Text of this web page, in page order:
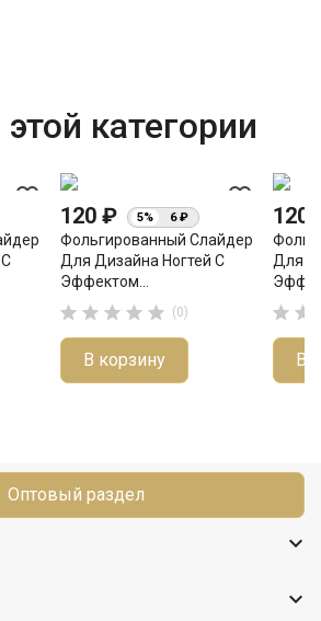
категории
favorite_border favorite_border
120 ₽ 5% 6 ₽
Фольгированный Слайдер
Для Дизайна Ногтей С
Эффектом...
     (0)
В корзину
120
Для
 
В
Оптовый раздел

